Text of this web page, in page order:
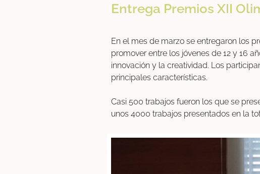
Entrega Premios XII
En el mes de marzo se entregaron los
promover entre los jóvenes de 12 y 16
innovación y la creatividad. Los
principales características.
Casi 500 trabajos fueron los que se
unos 4000 trabajos presentados en la